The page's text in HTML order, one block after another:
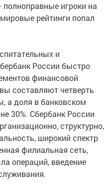
игроки на
рейтинги попал
и
России быстро
финансовой
составляют четверть
а доля в банковском
30%. Сбербанк России
структурно,
широкий спектр
филиальная сеть,
операций, введение